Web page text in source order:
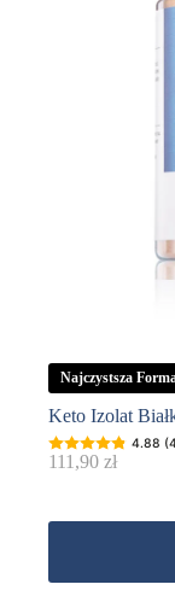
Najczystsza
Keto Izolat
4.88
111,90 zł